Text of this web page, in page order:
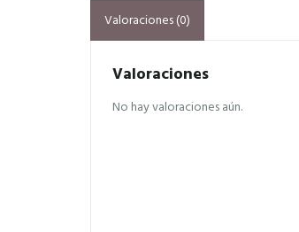
Valoraciones (0)
Valoraciones
No hay valoraciones aún.